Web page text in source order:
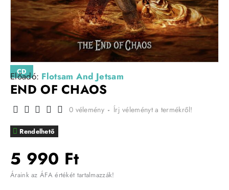
CD
Előadó: Flotsam And Jetsam
END OF CHAOS
Rendelhető
0 vélemény - Írj véleményt a termékről!
5 990 Ft
Áraink az ÁFA értékét tartalmazzák!